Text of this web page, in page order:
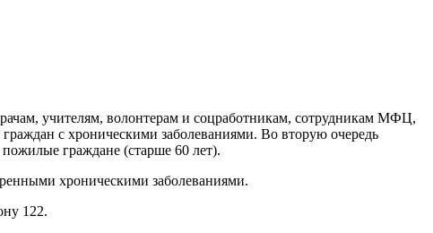
учителям, волонтерам и соцработникам, сотрудникам МФЦ,
с хроническими заболеваниями. Во вторую очередь
граждане (старше 60 лет).
хроническими заболеваниями.
122.